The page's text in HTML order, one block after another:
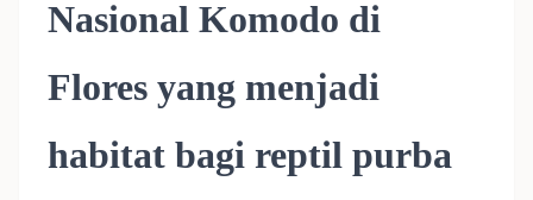
Nasional Komodo di
Flores yang menjadi
habitat bagi reptil purba